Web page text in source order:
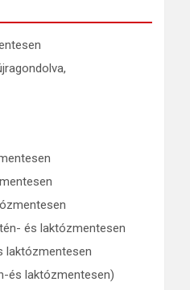
és laktózmentesen
laktózmentesen
és laktózmentesen)